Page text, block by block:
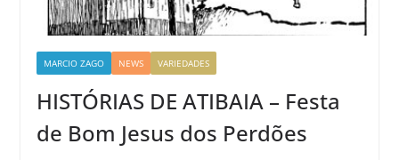
MARCIO ZAGO NEWS VARIEDADES
HISTÓRIAS DE ATIBAIA – Festa
de Bom Jesus dos Perdões